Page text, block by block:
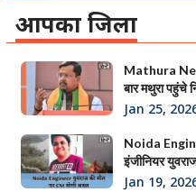
आपका जिला
Mathura
बार मथुरा पहुंचे
Jan 25,
Noida
इंजीनियर
Jan 19,